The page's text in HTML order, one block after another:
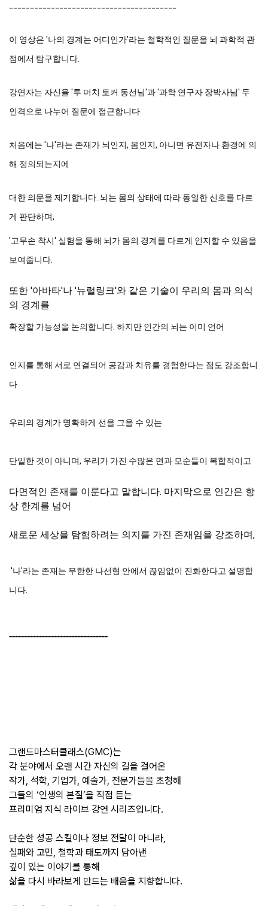
----------------------------------------
이 영상은 '나의 경계는 어디인가'라는 철학적인 질문을 뇌 과학적 관
점에서 탐구합니다.
강연자는 자신을 '투 머치 토커 동선님'과 '과학 연구자 장박사님' 두
인격으로 나누어 질문에 접근합니다.
처음에는 '나'라는 존재가 뇌인지, 몸인지, 아니면 유전자나 환경에 의
해 정의되는지에
대한 의문을 제기합니다. 뇌는 몸의 상태에 따라 동일한 신호를 다르
게 판단하며,
'고무손 착시' 실험을 통해 뇌가 몸의 경계를 다르게 인지할 수 있음을
보여줍니다.
또한 '아바타'나 '뉴럴링크'와 같은 기술이 우리의 몸과 의식
의 경계를
확장할 가능성을 논의합니다. 하지만 인간의 뇌는 이미 언어
인지를 통해 서로 연결되어 공감과 치유를 경험한다는 점도 강조합니
다
우리의 경계가 명확하게 선을 그을 수 있는
단일한 것이 아니며, 우리가 가진 수많은 면과 모순들이 복합적이고
다면적인 존재를 이룬다고 말합니다. 마지막으로 인간은 항
상 한계를 넘어
새로운 세상을 탐험하려는 의지를 가진 존재임을 강조하며,
니다.
---------------------------------
그랜드마스터클래스(GMC)는
각 분야에서 오랜 시간 자신의 길을 걸어온
작가, 석학, 기업가, 예술가, 전문가들을 초청해
그들의 ‘인생의 본질’을 직접 듣는
프리미엄 지식 라이브 강연 시리즈입니다.
단순한 성공 스킬이나 정보 전달이 아니라,
실패와 고민, 철학과 태도까지 담아낸
깊이 있는 이야기를 통해
삶을 다시 바라보게 만드는 배움을 지향합니다.